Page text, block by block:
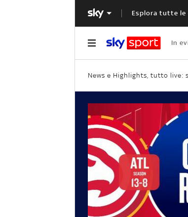
Esplora tutte le
In
News e Highlights, tutto live: